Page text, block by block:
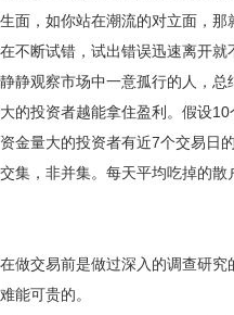
面，如你站在潮流的对立面，
不断试错，试出错误迅速离开就
静观察市场中一意孤行的人，
的投资者越能拿住盈利。假设
金量大的投资者有近7个交易日
集，非并集。每天平均吃掉的
交易前是做过深入的调查研究
能可贵的。